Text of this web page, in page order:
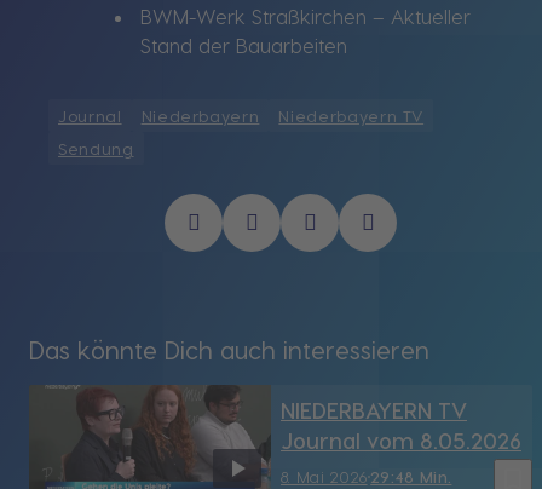
BWM-Werk Straßkirchen – Aktueller
Stand der Bauarbeiten
Journal Niederbayern
Niederbayern TV
Sendung
Das könnte Dich auch interessieren
8. Mai 2026 29:48 Min.
NIEDERBAYERN TV
Journal vom 8.05.2026